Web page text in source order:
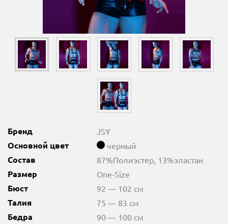
Бренд JSY
Основной цвет черный
Состав 87%Полиэстер, 13%эластан
Размер One-Size
Бюст 92 — 102 см
Талия 75 — 83 см
Бедра 90 — 100 см